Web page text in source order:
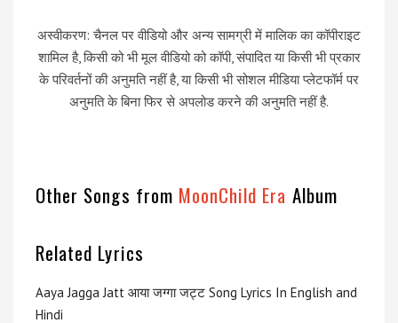
अस्वीकरण: चैनल पर वीडियो और अन्य सामग्री में मालिक का कॉपीराइट
शामिल है, किसी को भी मूल वीडियो को कॉपी, संपादित या किसी भी प्रकार
के परिवर्तनों की अनुमति नहीं है, या किसी भी सोशल मीडिया प्लेटफॉर्म पर
अनुमति के बिना फिर से अपलोड करने की अनुमति नहीं है.
Other Songs from MoonChild Era Album
Related Lyrics
Aaya Jagga Jatt आया जग्गा जट्ट Song Lyrics In English and
Hindi